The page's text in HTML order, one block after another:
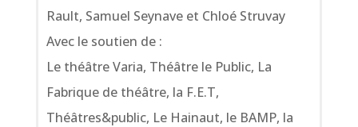
Rault, Samuel Seynave et Chloé Struvay
Avec le soutien de :
Le théâtre Varia, Théâtre le Public, La
Fabrique de théâtre, la F.E.T,
Théâtres&public, Le Hainaut, le BAMP, la